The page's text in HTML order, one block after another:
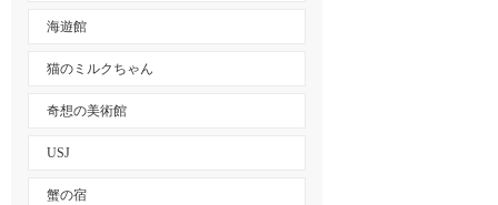
海遊館
猫のミルクちゃん
奇想の美術館
USJ
蟹の宿